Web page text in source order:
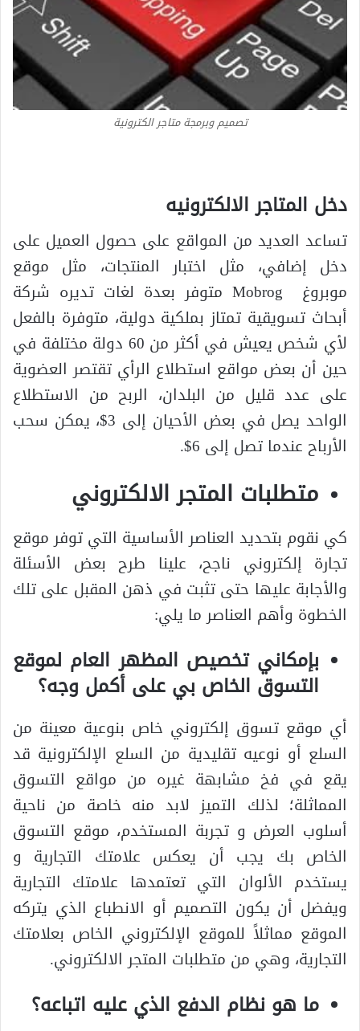
تصميم وبرمجة متاجر الكترونية
دخل المتاجر الالكترونيه
تساعد العديد من المواقع على حصول العميل على
دخل إضافي، مثل اختبار المنتجات، مثل موقع
موبروغ Mobrog متوفر بعدة لغات تديره شركة
أبحاث تسويقية تمتاز بملكية دولية، متوفرة بالفعل
لأي شخص يعيش في أكثر من 60 دولة مختلفة في
حين أن بعض مواقع استطلاع الرأي تقتصر العضوية
على عدد قليل من البلدان، الربح من الاستطلاع
الواحد يصل في بعض الأحيان إلى 3$، يمكن سحب
الأرباح عندما تصل إلى 6$.
متطلبات المتجر الالكتروني
كي نقوم بتحديد العناصر الأساسية التي توفر موقع
تجارة إلكتروني ناجح، علينا طرح بعض الأسئلة
والأجابة عليها حتى تثبت في ذهن المقبل على تلك
الخطوة وأهم العناصر ما يلي:
بإمكاني تخصيص المظهر العام لموقع
التسوق الخاص بي على أكمل وجه؟
أي موقع تسوق إلكتروني خاص بنوعية معينة من
السلع أو نوعيه تقليدية من السلع الإلكترونية قد
يقع في فخ مشابهة غيره من مواقع التسوق
المماثلة؛ لذلك التميز لابد منه خاصة من ناحية
أسلوب العرض و تجربة المستخدم، موقع التسوق
الخاص بك يجب أن يعكس علامتك التجارية و
يستخدم الألوان التي تعتمدها علامتك التجارية
ويفضل أن يكون التصميم أو الانطباع الذي يتركه
الموقع مماثلاً للموقع الإلكتروني الخاص بعلامتك
التجارية، وهي من متطلبات المتجر الالكتروني.
ما هو نظام الدفع الذي عليه اتباعه؟